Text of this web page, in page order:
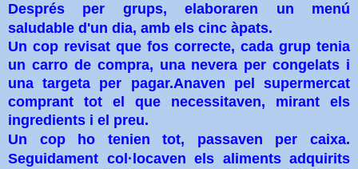
Després per grups, elaboraren un menú
saludable d'un dia, amb els cinc àpats.
Un cop revisat que fos correcte, cada grup tenia
un carro de compra, una nevera per congelats i
una targeta per pagar.Anaven pel supermercat
comprant tot el que necessitaven, mirant els
ingredients i el preu.
Un cop ho tenien tot, passaven per caixa.
Seguidament col·locaven els aliments adquirits